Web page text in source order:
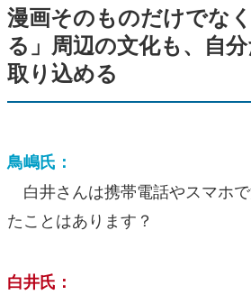
漫画そのものだけでな
る」周辺の文化も、自
取り込める
鳥嶋氏：
白井さんは携帯電話やスマホ
たことはあります？
白井氏：